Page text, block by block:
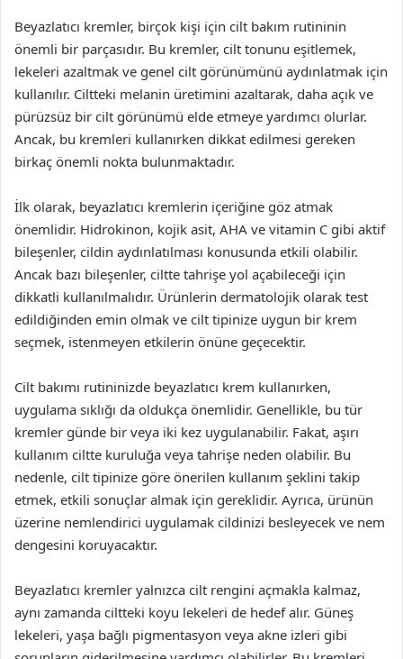
Beyazlatıcı kremler, birçok kişi için cilt bakım rutininin
önemli bir parçasıdır. Bu kremler, cilt tonunu eşitlemek,
lekeleri azaltmak ve genel cilt görünümünü aydınlatmak için
kullanılır. Ciltteki melanin üretimini azaltarak, daha açık ve
pürüzsüz bir cilt görünümü elde etmeye yardımcı olurlar.
Ancak, bu kremleri kullanırken dikkat edilmesi gereken
birkaç önemli nokta bulunmaktadır.
İlk olarak, beyazlatıcı kremlerin içeriğine göz atmak
önemlidir. Hidrokinon, kojik asit, AHA ve vitamin C gibi aktif
bileşenler, cildin aydınlatılması konusunda etkili olabilir.
Ancak bazı bileşenler, ciltte tahrişe yol açabileceği için
dikkatli kullanılmalıdır. Ürünlerin dermatolojik olarak test
edildiğinden emin olmak ve cilt tipinize uygun bir krem
seçmek, istenmeyen etkilerin önüne geçecektir.
Cilt bakımı rutininizde beyazlatıcı krem kullanırken,
uygulama sıklığı da oldukça önemlidir. Genellikle, bu tür
kremler günde bir veya iki kez uygulanabilir. Fakat, aşırı
kullanım ciltte kuruluğa veya tahrişe neden olabilir. Bu
nedenle, cilt tipinize göre önerilen kullanım şeklini takip
etmek, etkili sonuçlar almak için gereklidir. Ayrıca, ürünün
üzerine nemlendirici uygulamak cildinizi besleyecek ve nem
dengesini koruyacaktır.
Beyazlatıcı kremler yalnızca cilt rengini açmakla kalmaz,
aynı zamanda ciltteki koyu lekeleri de hedef alır. Güneş
lekeleri, yaşa bağlı pigmentasyon veya akne izleri gibi